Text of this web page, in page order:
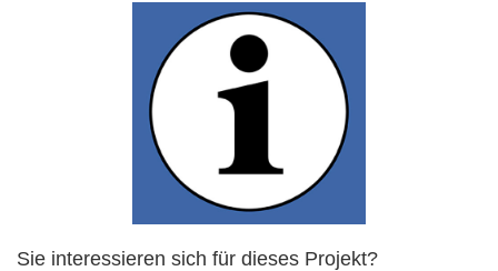
Sie interessieren sich für dieses Projekt?